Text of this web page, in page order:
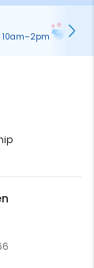
10am–2pm